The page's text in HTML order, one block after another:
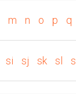
m n o p q
si sj sk sl